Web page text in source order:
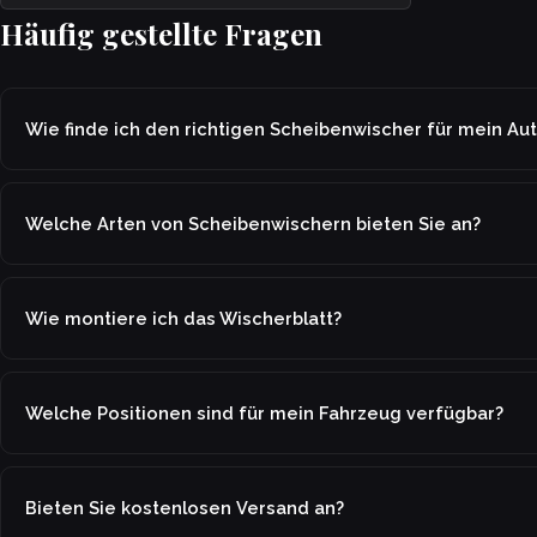
Häufig gestellte Fragen
Wie finde ich den richtigen Scheibenwischer für mein
Welche Arten von Scheibenwischern bieten Sie an?
Wie montiere ich das Wischerblatt?
Welche Positionen sind für mein Fahrzeug verfügbar?
Bieten Sie kostenlosen Versand an?